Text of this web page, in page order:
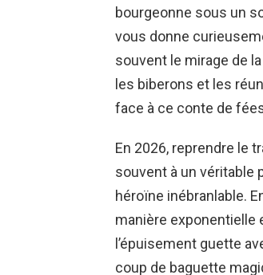
bourgeonne sous un
vous donne
souvent le mirage de
les biberons et les
face à ce conte de
En 2026, reprendre le
souvent à un véritable
héroïne inébranlable.
manière exponentielle
l’épuisement guette
coup de baguette